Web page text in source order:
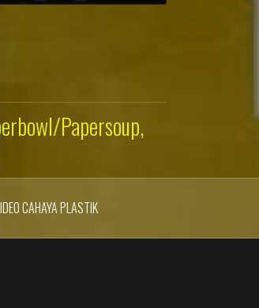
Papersoup,
CAHAYA PLASTIK